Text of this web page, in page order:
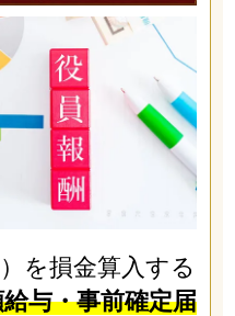
を損金算入する
与・事前確定届